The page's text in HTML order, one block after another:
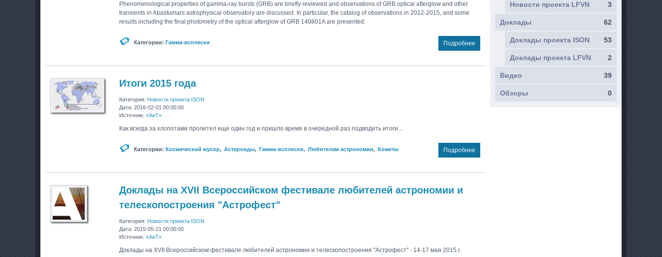
Phenomenological properties of gamma-ray bursts (GRB) are briefly reviewed and observations of GRB optical afterglow and other
transients in Abastumani astrophysical observatory are discussed. In particular, the catalog of observations in 2012-2015, and some
results including the final photometry of the optical afterglow of GRB 140801A are presented.
Подробнее
Категории: Гамма-всплески
Итоги 2015 года
Категория: Новости проекта ISON
Дата: 2016-02-01 00:00:00
Источник: «АиТ»
Как всегда за хлопотами пролетел еще один год и пришло время в очередной раз подводить итоги...
Подробнее
Категории: Космический мусор, Астероиды, Гамма-всплески, Любителям астрономии, Кометы
Доклады на XVII Всероссийском фестивале любителей астрономии и
телескопостроения "Астрофест"
Категория: Новости проекта ISON
Дата: 2015-05-21 00:00:00
Источник: «АиТ»
Доклады на XVII Всероссийском фестивале любителей астрономии и телескопостроения "Астрофест" - 14-17 мая 2015 г.
3
Новости проекта LFVN
62
Доклады
53
Доклады проекта ISON
2
Доклады проекта LFVN
39
Видео
0
Обзоры